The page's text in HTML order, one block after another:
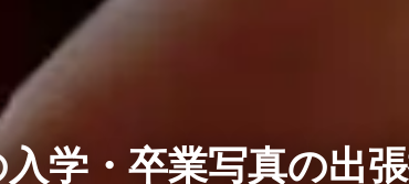
入学・卒業写真の出